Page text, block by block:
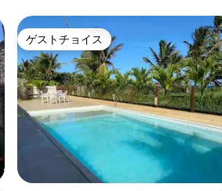
ゲストチョイス
ゲストチョイス